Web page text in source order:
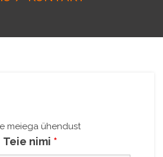
meiega ühendust
Teie nimi *